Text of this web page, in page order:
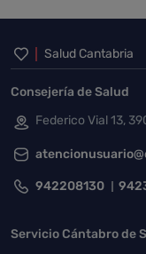
Inicio del
Salud Cantabria
Consejería de Salud
Federico Vial 13,
942208130
Servicio Cántabro de